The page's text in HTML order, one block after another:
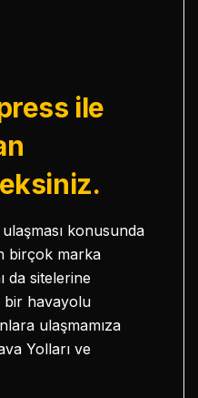
ile
konusunda
birçok marka
da sitelerine
bir havayolu
ulaşmamıza
Yolları ve